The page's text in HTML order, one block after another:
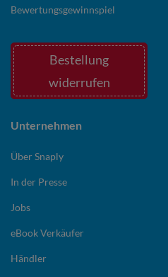
Bewertungsgewinnspiel
Bestellung
widerrufen
Unternehmen
Über Snaply
In der Presse
Jobs
eBook Verkäufer
Händler